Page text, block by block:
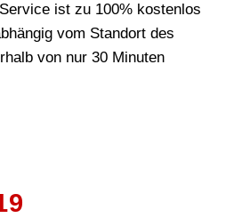
ist zu 100% kostenlos
vom Standort des
von nur 30 Minuten